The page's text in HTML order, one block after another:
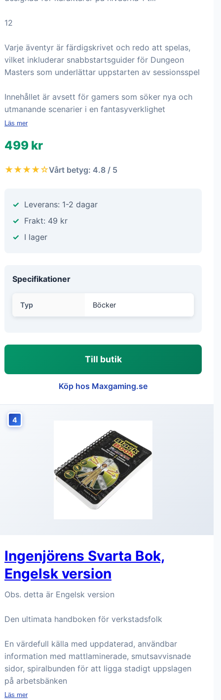
12
Varje äventyr är färdigskrivet och redo att spelas,
vilket inkluderar snabbstartsguider för Dungeon
Masters som underlättar uppstarten av sessionsspel
Innehållet är avsett för gamers som söker nya och
utmanande scenarier i en fantasyverklighet
Läs mer
499 kr
★★★★☆Vårt betyg: 4.8 / 5
Leverans: 1-2 dagar
Frakt: 49 kr
I lager
Specifikationer
Typ Böcker
Till butik
Köp hos Maxgaming.se
4
Ingenjörens Svarta Bok,
Engelsk version
Obs. detta är Engelsk version
Den ultimata handboken för verkstadsfolk
En värdefull källa med uppdaterad, användbar
information med mattlaminerade, smutsavvisnade
sidor, spiralbunden för att ligga stadigt uppslagen
på arbetsbänken
Läs mer